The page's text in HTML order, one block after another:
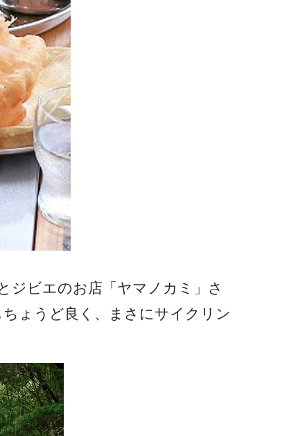
ジビエのお店「ヤマノカミ」さ
ょうど良く、まさにサイクリン